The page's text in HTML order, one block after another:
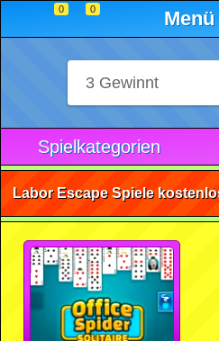
0 0 Menü
Spielkategorien